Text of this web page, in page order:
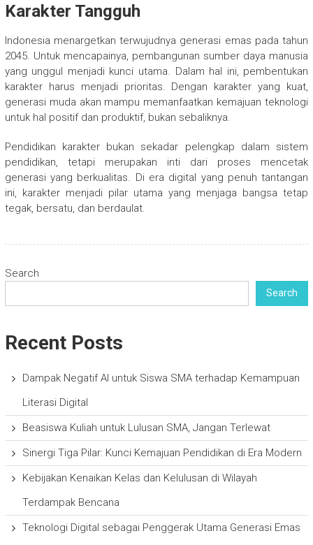
Karakter Tangguh
Indonesia menargetkan terwujudnya generasi emas pada tahun
2045. Untuk mencapainya, pembangunan sumber daya manusia
yang unggul menjadi kunci utama. Dalam hal ini, pembentukan
karakter harus menjadi prioritas. Dengan karakter yang kuat,
generasi muda akan mampu memanfaatkan kemajuan teknologi
untuk hal positif dan produktif, bukan sebaliknya.
Pendidikan karakter bukan sekadar pelengkap dalam sistem
pendidikan, tetapi merupakan inti dari proses mencetak
generasi yang berkualitas. Di era digital yang penuh tantangan
ini, karakter menjadi pilar utama yang menjaga bangsa tetap
tegak, bersatu, dan berdaulat.
Search
Search
Recent Posts
Dampak Negatif AI untuk Siswa SMA terhadap Kemampuan
Literasi Digital
Beasiswa Kuliah untuk Lulusan SMA, Jangan Terlewat
Sinergi Tiga Pilar: Kunci Kemajuan Pendidikan di Era Modern
Kebijakan Kenaikan Kelas dan Kelulusan di Wilayah
Terdampak Bencana
Teknologi Digital sebagai Penggerak Utama Generasi Emas